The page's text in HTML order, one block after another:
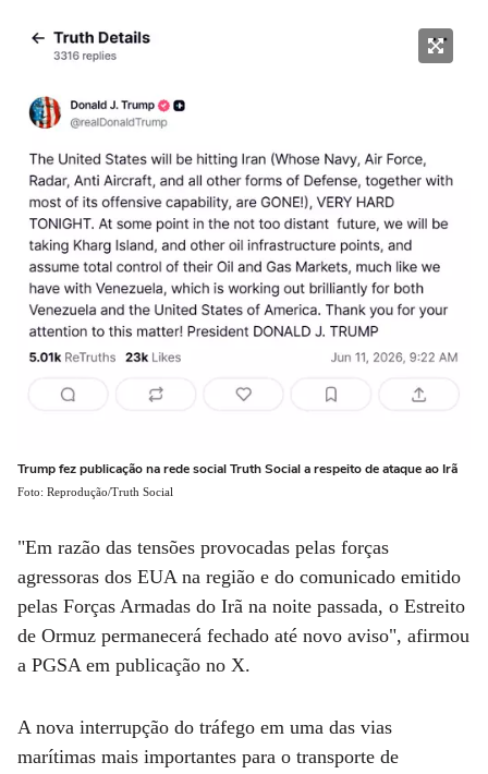
Trump fez publicação na rede social Truth Social a respeito de ataque ao Irã
Foto: Reprodução/Truth Social
"Em razão das tensões provocadas pelas forças
agressoras dos EUA na região e do comunicado emitido
pelas Forças Armadas do Irã na noite passada, o Estreito
de Ormuz permanecerá fechado até novo aviso", afirmou
a PGSA em publicação no X.
A nova interrupção do tráfego em uma das vias
marítimas mais importantes para o transporte de